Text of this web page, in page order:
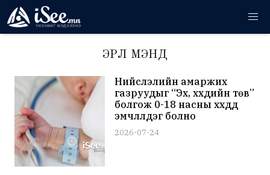
ЭРҮҮЛ МЭНД
Нийслэлийн амаржих
газруудыг “Эх, хүүхдийн төв”
болгож 0-18 насны хүүхдүүд
эмчлүүлдэг болно
2026-07-24